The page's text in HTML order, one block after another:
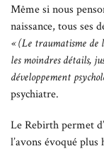
Même si nous
naissance, tous ses
« (Le traumatisme de
les moindres détails,
développement
psychiatre.
Le Rebirth permet
l’avons évoqué